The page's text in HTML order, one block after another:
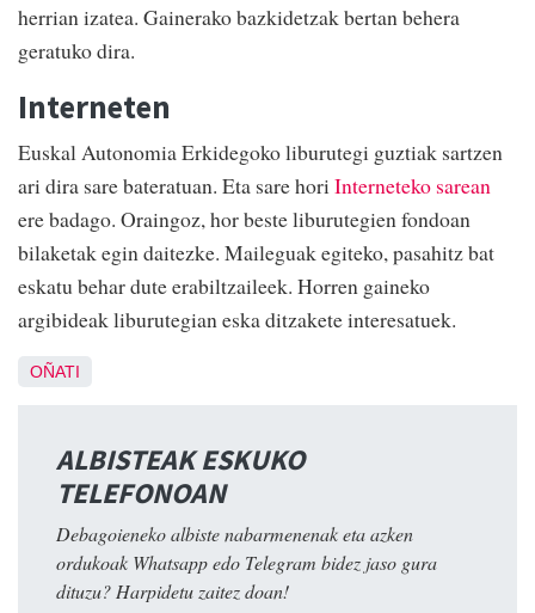
herrian izatea. Gainerako bazkidetzak bertan behera
geratuko dira.
Interneten
Euskal Autonomia Erkidegoko liburutegi guztiak sartzen
ari dira sare bateratuan. Eta sare horiInterneteko sarean
ere badago. Oraingoz, hor beste liburutegien fondoan
bilaketak egin daitezke. Maileguak egiteko, pasahitz bat
eskatu behar dute erabiltzaileek. Horren gaineko
argibideak liburutegian eska ditzakete interesatuek.
OÑATI
ALBISTEAK ESKUKO
TELEFONOAN
Debagoieneko albiste nabarmenenak eta azken
ordukoak Whatsapp edo Telegram bidez jaso gura
dituzu? Harpidetu zaitez doan!